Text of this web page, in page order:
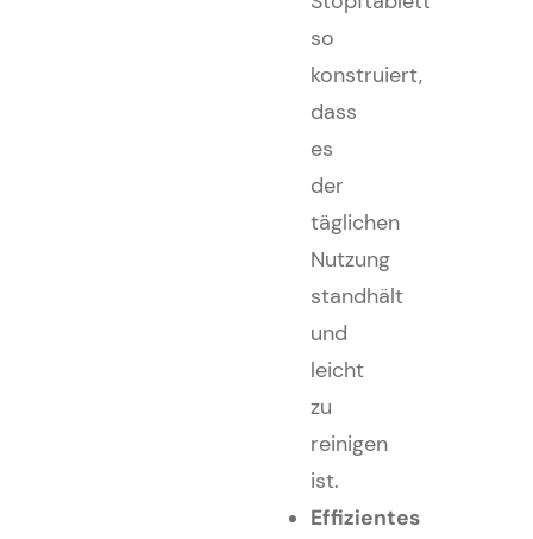
so
konstruiert,
dass
es
der
täglichen
Nutzung
standhält
und
leicht
zu
reinigen
ist.
Effizientes